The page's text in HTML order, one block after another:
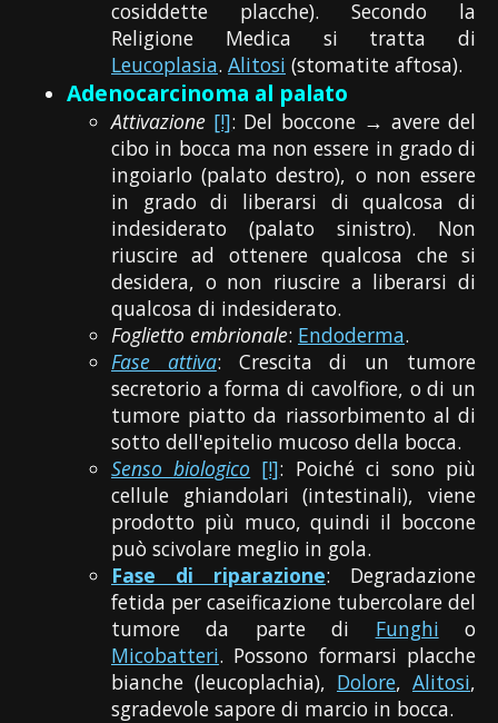
cosiddette placche). Secondo la
Religione Medica si tratta di
Leucoplasia. Alitosi (stomatite aftosa).
Adenocarcinoma al palato
Attivazione [!]: Del boccone → avere del
cibo in bocca ma non essere in grado di
ingoiarlo (palato destro), o non essere
in grado di liberarsi di qualcosa di
indesiderato (palato sinistro). Non
riuscire ad ottenere qualcosa che si
desidera, o non riuscire a liberarsi di
qualcosa di indesiderato.
Foglietto embrionale: Endoderma.
Fase attiva: Crescita di un tumore
secretorio a forma di cavolfiore, o di un
tumore piatto da riassorbimento al di
sotto dell'epitelio mucoso della bocca.
Senso biologico [!]: Poiché ci sono più
cellule ghiandolari (intestinali), viene
prodotto più muco, quindi il boccone
può scivolare meglio in gola.
Fase di riparazione: Degradazione
fetida per caseificazione tubercolare del
tumore da parte di Funghi o
Micobatteri. Possono formarsi placche
bianche (leucoplachia), Dolore, Alitosi,
sgradevole sapore di marcio in bocca.